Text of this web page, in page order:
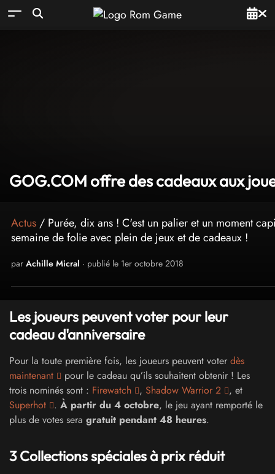
GOG.COM offre des cadeaux aux
Actus / Purée, dix ans ! C'est un palier et un moment
semaine de folie avec plein de jeux et de cadeaux !
par Achille Micral · publié le 1er octobre 2018
Les joueurs peuvent voter pour leur
cadeau d'anniversaire
Pour la toute première fois, les joueurs peuvent voter dès
maintenant
pour le cadeau qu’ils souhaitent obtenir ! Les
trois nominés sont : Firewatch , Shadow Warrior 2
, et
Superhot
. À partir du 4 octobre, le jeu ayant remporté le
plus de votes sera gratuit pendant 48 heures.
3 Collections spéciales à prix réduit